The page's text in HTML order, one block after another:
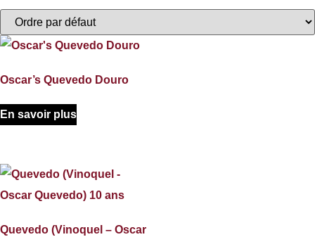
Oscar’s Quevedo Douro
En savoir plus
Quevedo (Vinoquel – Oscar